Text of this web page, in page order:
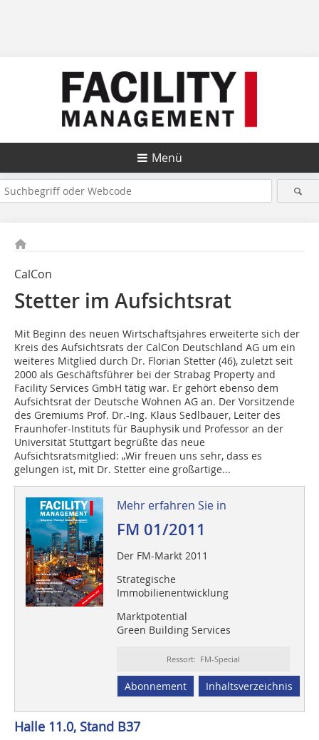
Menü
CalCon
Stetter im Aufsichtsrat
Mit Beginn des neuen Wirtschaftsjahres erweiterte sich der
Kreis des Aufsichtsrats der CalCon Deutschland AG um ein
weiteres Mitglied durch Dr. Florian Stetter (46), zuletzt seit
2000 als Geschäftsführer bei der Strabag Property and
Facility Services GmbH tätig war. Er gehört ebenso dem
Aufsichtsrat der Deutsche Wohnen AG an. Der Vorsitzende
des Gremiums Prof. Dr.-Ing. Klaus Sedlbauer, Leiter des
Fraun­hofer-Instituts für Bauphysik und Professor an der
Universität Stuttgart begrüßte das neue
Aufsichtsratsmitglied: „Wir freuen uns sehr, dass es
gelungen ist, mit Dr. Stetter eine großartige...
Mehr erfahren Sie in
FM 01/2011
Der FM-Markt 2011
Strategische
Immobilienentwicklung
Marktpotential
Green Building Services
Ressort: FM-Special
Abonnement Inhaltsverzeichnis
Halle 11.0, Stand B37